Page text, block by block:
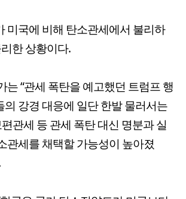
미국에 비해 탄소관세에서 불리하
한 상황이다.
는 “관세 폭탄을 예고했던 트럼프 행
의 강경 대응에 일단 한발 물러서는
관세 등 관세 폭탄 대신 명분과 실
관세를 채택할 가능성이 높아졌